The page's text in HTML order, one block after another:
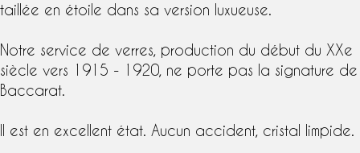
taillée en étoile dans sa version luxueuse.
Notre service de verres, production du début du XXe
siècle vers 1915 - 1920, ne porte pas la signature de
Baccarat
Il est en excellent état. Aucun accident, cristal limpide.